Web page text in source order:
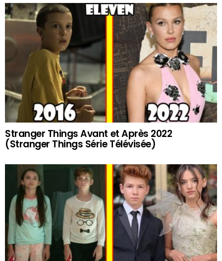
Stranger Things Avant et Après 2022
(Stranger Things Série Télévisée)